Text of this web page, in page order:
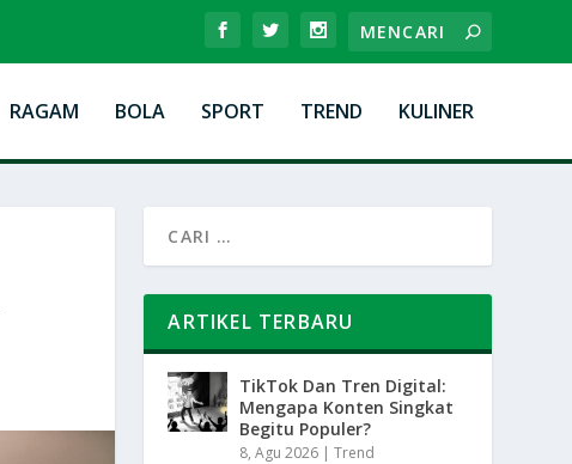
RAGAM BOLA SPORT TREND KULINER
ARTIKEL TERBARU
TikTok Dan Tren Digital:
Mengapa Konten Singkat
Begitu Populer?
8, Agu 2026 |Trend